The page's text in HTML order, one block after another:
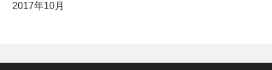
2017年10月